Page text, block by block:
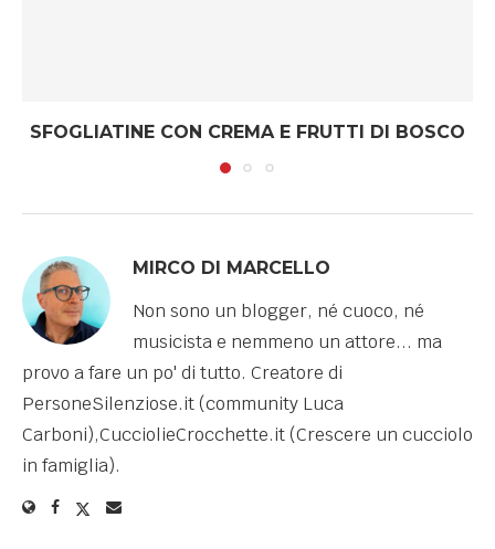
SFOGLIATINE CON CREMA E FRUTTI DI BOSCO
MIRCO DI MARCELLO
Non sono un blogger, né cuoco, né
musicista e nemmeno un attore... ma
provo a fare un po' di tutto. Creatore di
PersoneSilenziose.it (community Luca
Carboni),CucciolieCrocchette.it (Crescere un cucciolo
in famiglia).